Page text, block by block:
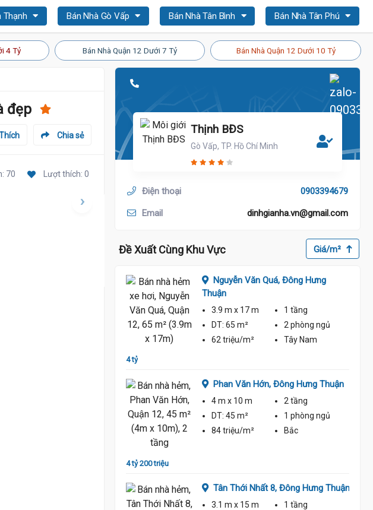
Thạnh Bán Nhà Gò Vấp Bán Nhà Tân Bình Bán Nhà Tân Phú
4 Tỷ Bán Nhà Quận 12 Dưới 7 Tỷ Bán Nhà Quận 12 Dưới 10 Tỷ
đẹp
Chia sẻ
70 Lượt thích: 0
Thịnh BĐS
Gò Vấp, TP. Hồ Chí Minh
Điện thoại 0903394679
Email dinhgianha.vn@gmail.com
Đề Xuất Cùng Khu Vực Giá/m²
4 tỷ
Nguyễn Văn Quá, Đông Hưng
Thuận
3.9 m x 17 m
1 tầng
DT: 65 m² 2 phòng ngủ
62 triệu/m²
Tây Nam
4 tỷ 200 triệu
Phan Văn Hớn, Đông Hưng Thuận
4 m x 10 m
2 tầng
DT: 45 m² 1 phòng ngủ
84 triệu/m²
Bắc
Tân Thới Nhất 8, Đông Hưng Thuận
3.1 m x 15 m
1 tầng